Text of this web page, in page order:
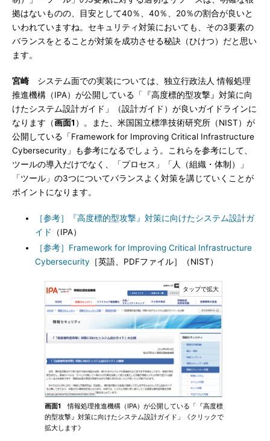
拠はないものの、目安として40％、40％、20％の割合が良いと
いわれていますね。セキュリティ対策においても、その3要素の
バランスをとることが対策を成功させる秘訣（ひけつ）だと思い
ます。
宮崎 システム面での実装については、独立行政法人 情報処理
推進機構（IPA）が公開している「『高度標的型攻撃』対策に向
けたシステム設計ガイド」（設計ガイド）が良いガイドラインに
なります（画面1 ）。また、米国国立標準技術研究所（NIST）が
公開している「Framework for Improving Critical Infrastructure
Cybersecurity」も参考になるでしょう。これらを参考にして、
ツールの導入だけでなく、「プロセス」「人（組織・体制）」
「ツール」の3つについてバランスよく対策を講じていくことが
ポイントになります。
［参考］『高度標的型攻撃』対策に向けたシステム設計ガ
イド
（IPA）
［参考］Framework for Improving Critical Infrastructure
Cybersecurity ［英語、PDFファイル］（NIST）
画面1 情報処理推進機構（IPA）が公開している「『高度標
的型攻撃』対策に向けたシステム設計ガイド」《クリックで
拡大します》